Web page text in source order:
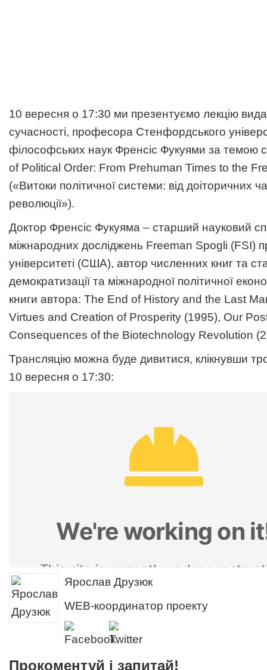
10 вересня о 17:30 ми презентуємо лекцію
сучасності, професора Стенфордського
філософських наук Френсіс Фукуями за темою
of Political Order: From Prehuman Times to the
(«Витоки політичної системи: від доіторичних
революції»).
Доктор Френсіс Фукуяма – старший науковий
міжнародних досліджень Freeman Spogli (FSI)
університеті (США), автор численних книг та
демократизації та міжнародної політичної
книги автора: The End of History and the Last
Virtues and Creation of Prosperity (1995), Our
Consequences of the Biotechnology Revolution
Трансляцію можна буде дивитися, клікнувши
10 вересня о 17:30:
Ярослав Друзюк
WEB-координатор проекту
Прокоментуй і запитай!